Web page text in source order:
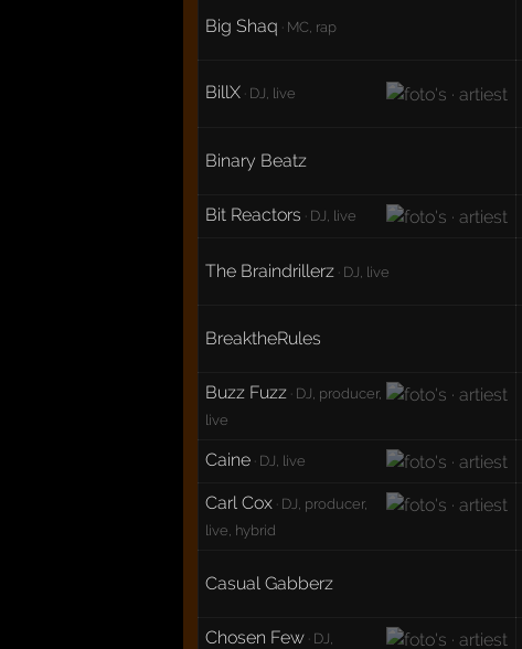
Big Shaq · MC, rap
BillX · DJ, live
Binary Beatz
Bit Reactors · DJ, live
The Braindrillerz · DJ, live
BreaktheRules
Buzz Fuzz · DJ, producer,
live
Caine · DJ, live
Carl Cox · DJ, producer,
live, hybrid
Casual Gabberz
Chosen Few · DJ,